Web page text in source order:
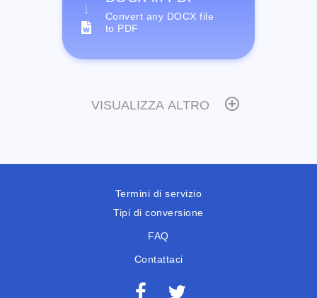
Convert any DOCX file
to PDF
VISUALIZZA ALTRO
Termini di servizio
Tipi di conversione
FAQ
Contattaci